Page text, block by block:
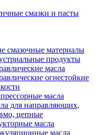
смазки и пасты
смазочные материалы
продукты
масла
огнестойкие
масла
для направляющих,
цепные
масла
масла